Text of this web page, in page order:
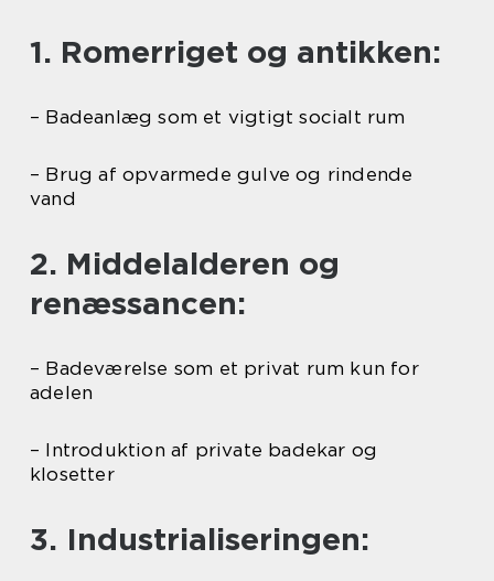
1. Romerriget og antikken:
– Badeanlæg som et vigtigt socialt rum
– Brug af opvarmede gulve og rindende
vand
2. Middelalderen og
renæssancen:
– Badeværelse som et privat rum kun for
adelen
– Introduktion af private badekar og
klosetter
3. Industrialiseringen: